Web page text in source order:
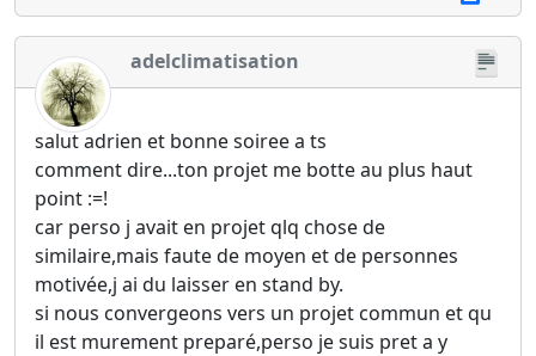
adelclimatisation
salut adrien et bonne soiree a ts
comment dire...ton projet me botte au plus haut
point :=!
car perso j avait en projet qlq chose de
similaire,mais faute de moyen et de personnes
motivée,j ai du laisser en stand by.
si nous convergeons vers un projet commun et qu
il est murement preparé,perso je suis pret a y